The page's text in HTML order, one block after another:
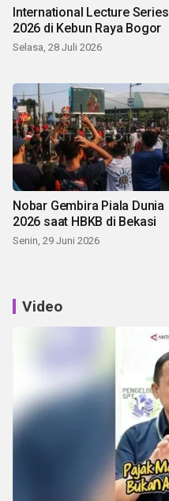
International Lecture Series
2026 di Kebun Raya Bogor
Selasa, 28 Juli 2026
Nobar Gembira Piala Dunia
2026 saat HBKB di Bekasi
Senin, 29 Juni 2026
Video